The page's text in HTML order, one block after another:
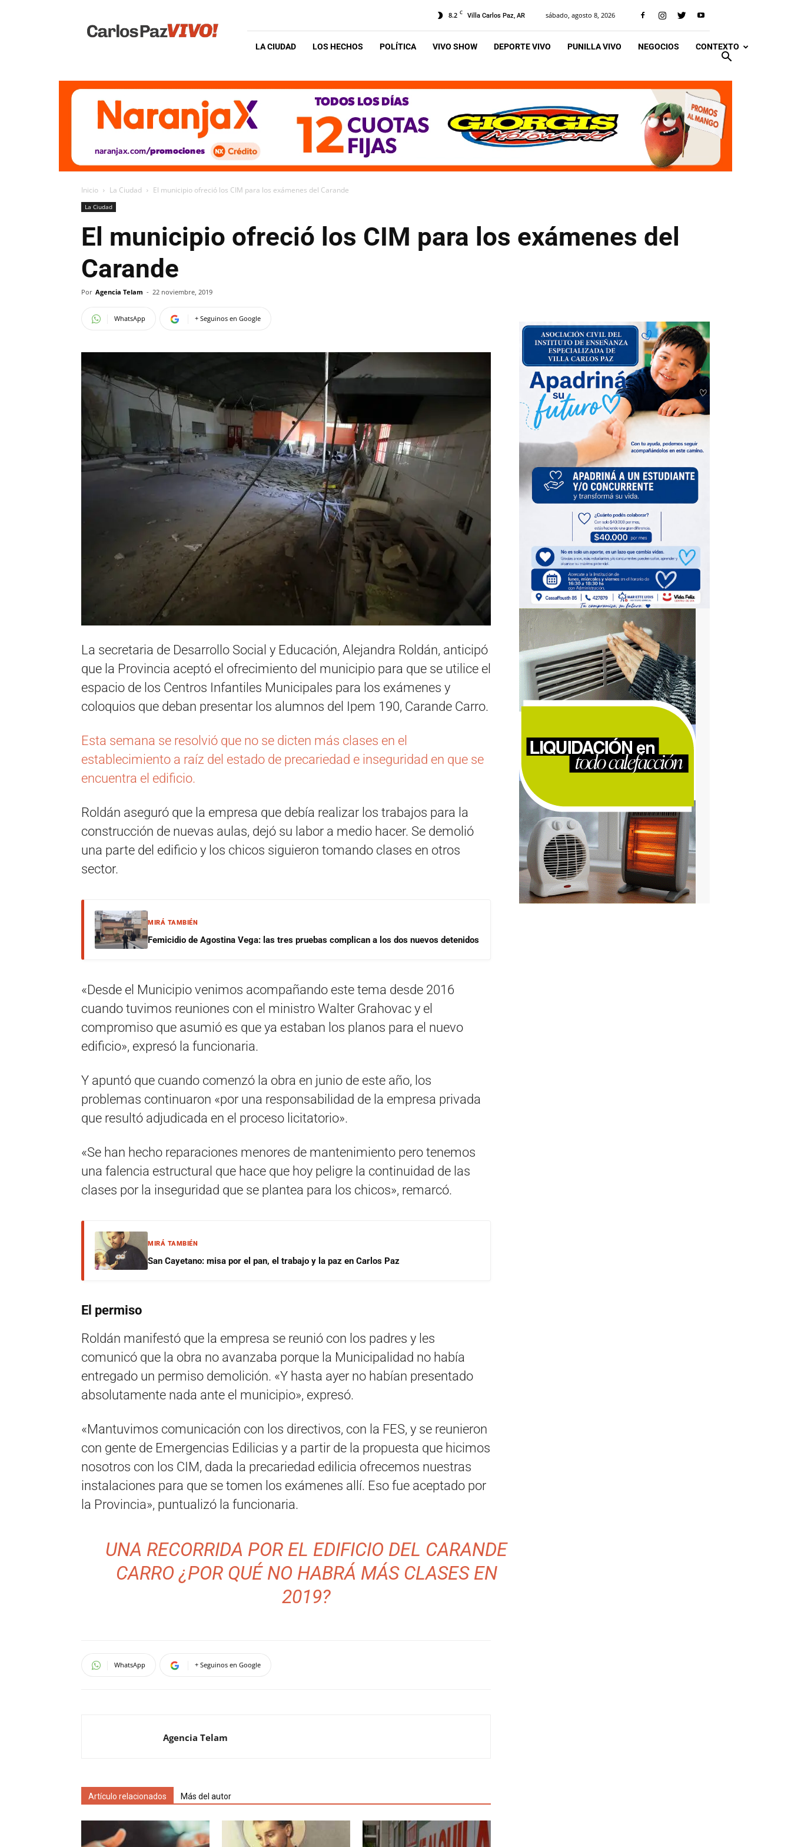
Vivo
8.2 C Villa Carlos Paz, AR sábado, agosto 8, 2026
LA CIUDAD LOS HECHOS POLÍTICA VIVO SHOW DEPORTE VIVO PUNILLA VIVO NEGOCIOS CONTEXTO
Inicio La Ciudad El municipio ofreció los CIM para los exámenes del Carande
La Ciudad
El municipio ofreció los CIM para los exámenes del
Carande
Por Agencia Telam - 22 noviembre, 2019
WhatsApp + Seguinos en Google
La secretaria de Desarrollo Social y Educación, Alejandra Roldán, anticipó
que la Provincia aceptó el ofrecimiento del municipio para que se utilice el
espacio de los Centros Infantiles Municipales para los exámenes y
coloquios que deban presentar los alumnos del Ipem 190, Carande Carro.
Esta semana se resolvió que no se dicten más clases en el
establecimiento a raíz del estado de precariedad e inseguridad en que se
encuentra el edificio.
Roldán aseguró que la empresa que debía realizar los trabajos para la
construcción de nuevas aulas, dejó su labor a medio hacer. Se demolió
una parte del edificio y los chicos siguieron tomando clases en otros
sector.
MIRÁ TAMBIÉN
Femicidio de Agostina Vega: las tres pruebas complican a los dos nuevos detenidos
«Desde el Municipio venimos acompañando este tema desde 2016
cuando tuvimos reuniones con el ministro Walter Grahovac y el
compromiso que asumió es que ya estaban los planos para el nuevo
edificio», expresó la funcionaria.
Y apuntó que cuando comenzó la obra en junio de este año, los
problemas continuaron «por una responsabilidad de la empresa privada
que resultó adjudicada en el proceso licitatorio».
«Se han hecho reparaciones menores de mantenimiento pero tenemos
una falencia estructural que hace que hoy peligre la continuidad de las
clases por la inseguridad que se plantea para los chicos», remarcó.
MIRÁ TAMBIÉN
San Cayetano: misa por el pan, el trabajo y la paz en Carlos Paz
El permiso
Roldán manifestó que la empresa se reunió con los padres y les
comunicó que la obra no avanzaba porque la Municipalidad no había
entregado un permiso demolición. «Y hasta ayer no habían presentado
absolutamente nada ante el municipio», expresó.
«Mantuvimos comunicación con los directivos, con la FES, y se reunieron
con gente de Emergencias Edilicias y a partir de la propuesta que hicimos
nosotros con los CIM, dada la precariedad edilicia ofrecemos nuestras
instalaciones para que se tomen los exámenes allí. Eso fue aceptado por
la Provincia», puntualizó la funcionaria.
UNA RECORRIDA POR EL EDIFICIO DEL CARANDE
CARRO ¿POR QUÉ NO HABRÁ MÁS CLASES EN
2019?
WhatsApp + Seguinos en Google
Agencia Telam
Artículo relacionados Más del autor